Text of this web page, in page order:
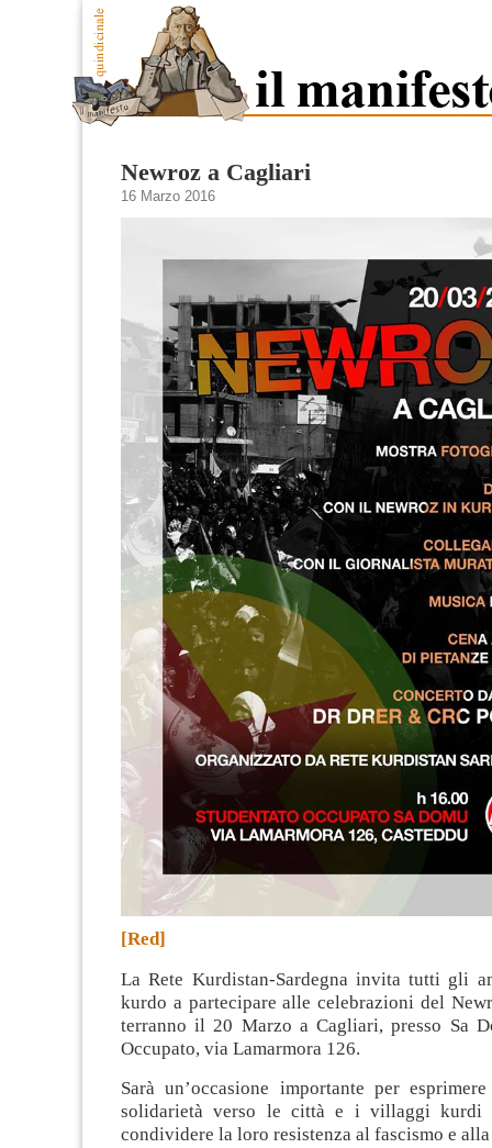
Newroz a Cagliari
16 Marzo 2016
[Red]
La Rete Kurdistan-Sardegna invita tutti gli
kurdo a partecipare alle celebrazioni del
terranno il 20 Marzo a Cagliari, presso Sa
Occupato, via Lamarmora 126.
Sarà un’occasione importante per
solidarietà verso le città e i villaggi kurdi
condividere la loro resistenza al fascismo e